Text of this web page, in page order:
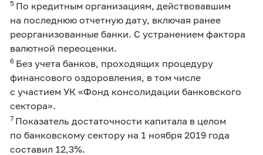
5 По кредитным организациям, действовавшим
на последнюю отчетную дату, включая ранее
реорганизованные банки. С устранением фактора
валютной переоценки.
6 Без учета банков, проходящих процедуру
финансового оздоровления, в том числе
с участием УК «Фонд консолидации банковского
сектора».
7 Показатель достаточности капитала в целом
по банковскому сектору на 1 ноября 2019 года
составил 12,3%.